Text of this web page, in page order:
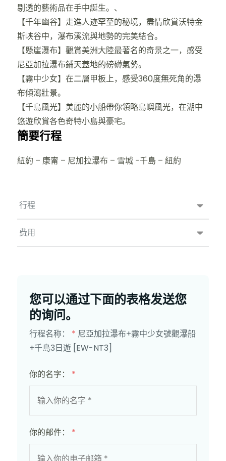
行程
费用
剔透的藝術品在手中誕生。、
【千年幽谷】走進人迹罕至的秘境，盡情欣賞沃特金
斯峽谷中，瀑布溪流與地勢的完美結合。
【懸崖瀑布】觀賞美洲大陸最著名的奇景之一，感受
尼亞加拉瀑布鋪天蓋地的磅礴氣勢。
【霧中少女】在二層甲板上，感受360度無死角的瀑
布傾瀉壯景。
【千島風光】美麗的小船帶你領略島嶼風光，在湖中
悠遊欣賞各色奇特小島與豪宅。
簡要行程
紐約 – 康甯 – 尼加拉瀑布 – 雪城 -千島 – 紐約
您可以通过下面的表格发送您
的询问。
行程名称： * 尼亞加拉瀑布+霧中少女號觀瀑船
+千島3日遊 [EW-NT3]
你的名字： *
你的邮件： *